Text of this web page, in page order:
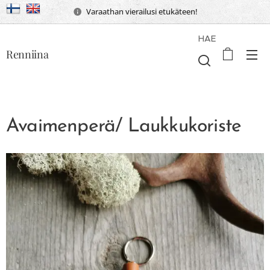
Varaathan vierailusi etukäteen!
Renniina
HAE
Avaimenperä/ Laukkukoriste